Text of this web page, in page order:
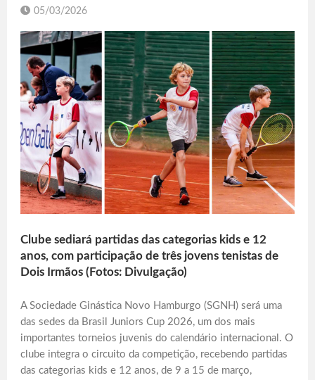
05/03/2026
Clube sediará partidas das categorias kids e 12
anos, com participação de três jovens tenistas de
Dois Irmãos (Fotos: Divulgação)
A Sociedade Ginástica Novo Hamburgo (SGNH) será uma
das sedes da Brasil Juniors Cup 2026, um dos mais
importantes torneios juvenis do calendário internacional. O
clube integra o circuito da competição, recebendo partidas
das categorias kids e 12 anos, de 9 a 15 de março,